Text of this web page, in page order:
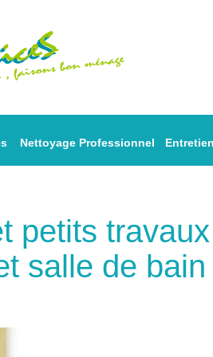
Nettoyage Professionnel
petits
salle de bain